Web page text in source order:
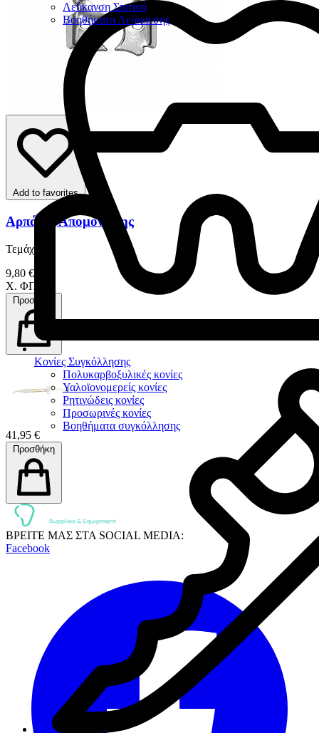
Λεύκανση Σπιτιού
Βοηθήματα Λεύκανσης
Κονίες Συγκόλλησης
Πολυκαρβοξυλικές κονίες
Υαλοϊονομερείς κονίες
Ρητινώδεις κονίες
Προσωρινές κονίες
Βοηθήματα συγκόλλησης
Add to favorites
Αρπάγες Απομόνωσης
Τεμάχιο
9,80 €
Χ. ΦΠΑ
Προσθήκη
41,95 €
Προσθήκη
ΒΡΕΙΤΕ ΜΑΣ ΣΤΑ SOCIAL MEDIA:
Facebook